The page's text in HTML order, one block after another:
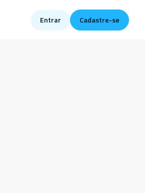
Entrar Cadastre-se